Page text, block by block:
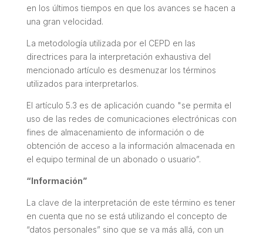
en los últimos tiempos en que los avances se hacen a
una gran velocidad.
La metodología utilizada por el CEPD en las
directrices para la interpretación exhaustiva del
mencionado artículo es desmenuzar los términos
utilizados para interpretarlos.
El artículo 5.3 es de aplicación cuando "se permita el
uso de las redes de comunicaciones electrónicas con
fines de almacenamiento de información o de
obtención de acceso a la información almacenada en
el equipo terminal de un abonado o usuario”.
“Información”
La clave de la interpretación de este término es tener
en cuenta que no se está utilizando el concepto de
“datos personales” sino que se va más allá, con un